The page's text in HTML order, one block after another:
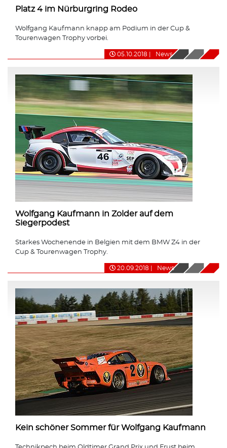
Platz 4 im Nürburgring Rodeo
Wolfgang Kaufmann knapp am Podium in der Cup &
Tourenwagen Trophy vorbei.
05.10.2018 News
Wolfgang Kaufmann in Zolder auf dem
Siegerpodest
Starkes Wochenende in Belgien mit dem BMW Z4 in der
Cup & Tourenwagen Trophy.
20.09.2018 News
Kein schöner Sommer für Wolfgang Kaufmann